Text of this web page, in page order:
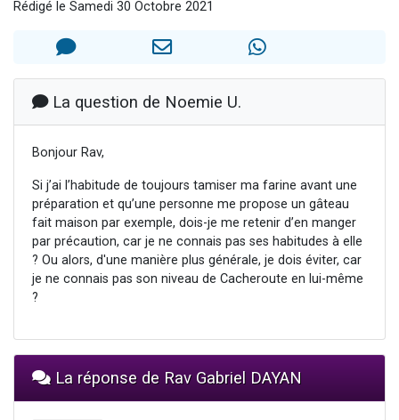
30 personnes viennent de faire un don pour Sauvez la jambe de Yohan
12 nouvelles musiques dans Torah-Box Music
29 personnes viennent de demander une bénédiction
Rédigé le Samedi 30 Octobre 2021
La question de Noemie U.
Bonjour Rav,
Si j’ai l’habitude de toujours tamiser ma farine avant une
préparation et qu’une personne me propose un gâteau
fait maison par exemple, dois-je me retenir d’en manger
par précaution, car je ne connais pas ses habitudes à elle
? Ou alors, d'une manière plus générale, je dois éviter, car
je ne connais pas son niveau de Cacheroute en lui-même
?
La réponse de Rav Gabriel DAYAN